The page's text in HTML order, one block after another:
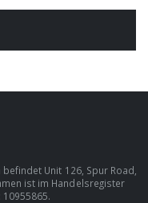
Unit 126, Spur Road,
ist im Handelsregister